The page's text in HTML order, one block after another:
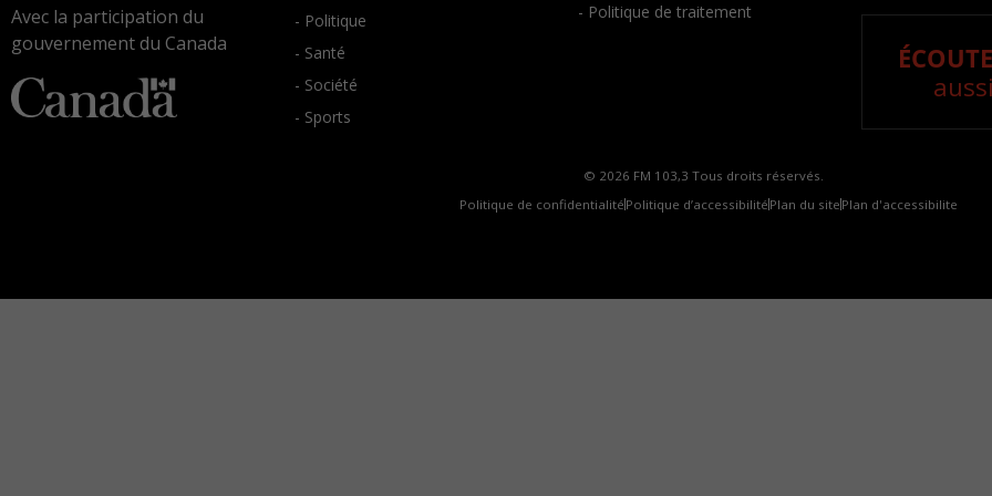
Avec la participation du
gouvernement du Canada
- Politique
- Santé
- Société
- Sports
- Politique de traitement
© 2026 FM 103,3 Tous droits réservés.
Politique de confidentialité Politique d’accessibilité Plan du site Plan d'accessibilite